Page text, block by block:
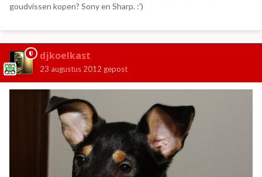
goudvissen kopen? Sony en Sharp. :')
djkoelkast
23 augustus 2012 gepost